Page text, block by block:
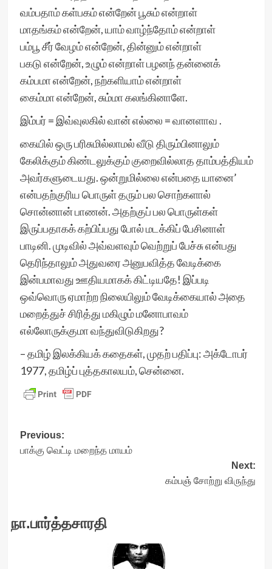
வம்பதாம் கள்பகம் என்றேன் பூசும் என்றாள்
மாதங்கம் என்றேன், யாம் வாழ்ந்தோம் என்றாள்
பம்பூ சீர் வேழம் என்றேன், தின்னும் என்றாள்
பகடு என்றேன், உழும் என்றாள் பழனந் தன்னைக்
கம்பமா என்றேன், நற்களியாம் என்றாள்
கைம்மா என்றேன், சும்மா கலங்கினாளே.
இம்பர் = இவ்வுலகில் வான் எல்லை = வானளாவ .
கையில் ஒரு பரிசுமில்லாமல் வீடு திரும்பினாலும்
கேலிக்கும் கிண்டலுக்கும் குறைவில்லாத தாம்பத்தியம்
அவர்களுடையது. ஒன்றுமில்லை என்பதை யானை’
என்பதற்குரிய பொருள் தரும் பல சொற்களால்
சொன்னான் பாணன். அதற்குப் பல பொருள்கள்
இருப்பதாகக் கற்பிப்பது போல் மடக்கிப் பேசினாள்
பாடினி. முடிவில் அவ்வளவும் வெற்றுப் பேச்சு என்பது
தெரிந்தாலும் அதுவரை அனுபவித்த வேடிக்கை
இன்பமாவது ஊதியமாகக் கிட்டியதே! இப்படி
ஒவ்வொரு ஏமாற்ற நிலையிலும் வேடிக்கையால் அதை
மறைத்துச் சிரித்து மகிழும் மனோபாவம்
எல்லோருக்குமா வந்துவிடுகிறது?
– தமிழ் இலக்கியக் கதைகள், முதற் பதிப்பு: அக்டோபர்
1977, தமிழ்ப் புத்தகாலயம், சென்னை.
Post
navigation
Previous:
பாக்கு வெட்டி மறைந்த மாயம்
Next:
கம்பஞ் சோற்று விருந்து
நா.பார்த்தசாரதி